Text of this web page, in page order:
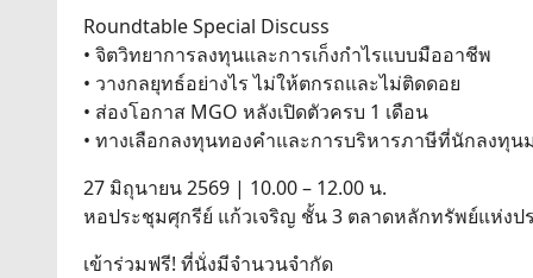
Roundtable Special Discuss
• จิตวิทยาการลงทุนและการเก็งกำไรแบบมืออาชีพ
• วางกลยุทธ์อย่างไร ไม่ให้ตกรถและไม่ติดดอย
• ส่องโอกาส MGO หลังเปิดตัวครบ 1 เดือน
• ทางเลือกลงทุนทองคำและการบริหารภาษีที่นักลงทุน
27 มิถุนายน 2569 | 10.00 – 12.00 น.
หอประชุมศุกรีย์ แก้วเจริญ ชั้น 3 ตลาดหลักทรัพย์แห่งป
เข้าร่วมฟรี! ที่นั่งมีจำนวนจำกัด